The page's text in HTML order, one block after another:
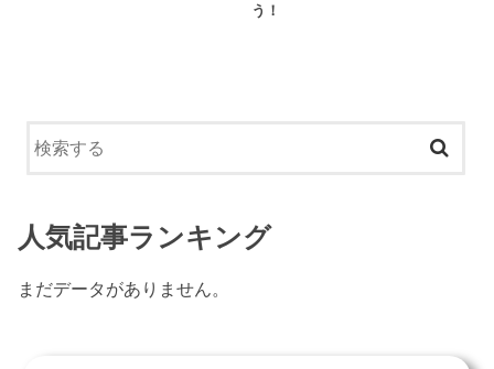
う！
人気記事ランキング
まだデータがありません。